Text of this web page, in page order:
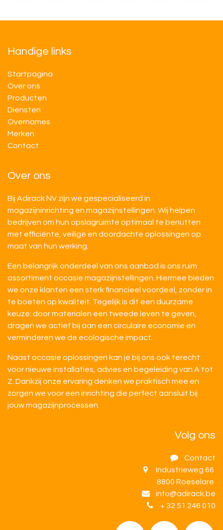
Handige links
Startpagina
Over ons
Producten
Diensten
Overnames
M​​erken
Contact
Over ons
Bij Adirack NV zijn we gespecialiseerd in
magazijninrichting en magazijnstellingen. Wij helpen
bedrijven om hun opslagruimte optimaal te benutten
met efficiënte, veilige en doordachte oplossingen op
maat van hun werking.
Een belangrijk onderdeel van ons aanbod is ons ruim
assortiment occasie magazijnstellingen. Hiermee bieden
we onze klanten een sterk financieel voordeel, zonder in
te boeten op kwaliteit. Tegelijk is dit een duurzame
keuze: door materialen een tweede leven te geven,
dragen we actief bij aan een circulaire economie en
verminderen we de ecologische impact.
Naast occasie oplossingen kan je bij ons ook terecht
voor nieuwe installaties, advies en begeleiding van A tot
Z. Dankzij onze ervaring denken we praktisch mee en
zorgen we voor een inrichting die perfect aansluit bij
jouw magazijnprocessen.
Volg ons
Contact
Industrieweg 66
8800 Roeselare
info@adirack.be
+ 32 51 246 010